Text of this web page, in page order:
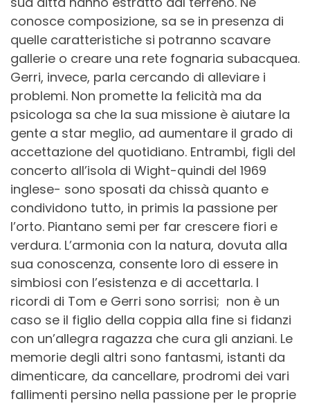
conosce composizione, sa se in presenza di
quelle caratteristiche si potranno scavare
gallerie o creare una rete fognaria subacquea.
Gerri, invece, parla cercando di alleviare i
problemi. Non promette la felicità ma da
psicologa sa che la sua missione è aiutare la
gente a star meglio, ad aumentare il grado di
accettazione del quotidiano. Entrambi, figli del
concerto all’isola di Wight-quindi del 1969
inglese- sono sposati da chissà quanto e
condividono tutto, in primis la passione per
l’orto. Piantano semi per far crescere fiori e
verdura. L’armonia con la natura, dovuta alla
sua conoscenza, consente loro di essere in
simbiosi con l’esistenza e di accettarla. I
ricordi di Tom e Gerri sono sorrisi; non è un
caso se il figlio della coppia alla fine si fidanzi
con un’allegra ragazza che cura gli anziani. Le
memorie degli altri sono fantasmi, istanti da
dimenticare, da cancellare, prodromi dei vari
fallimenti persino nella passione per le proprie